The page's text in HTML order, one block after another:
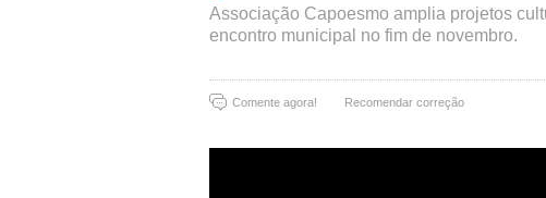
Associação Capoesmo amplia projetos
encontro municipal no fim de novembro.
Comente agora! Recomendar correção